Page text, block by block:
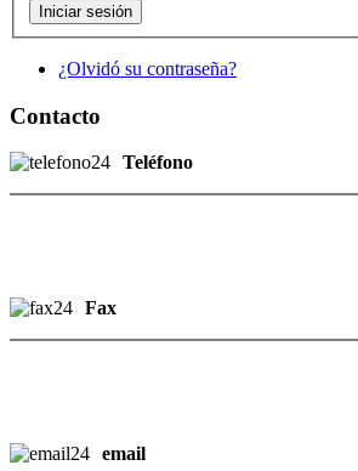
¿Olvidó su contraseña?
Contacto
Teléfono
Fax
email